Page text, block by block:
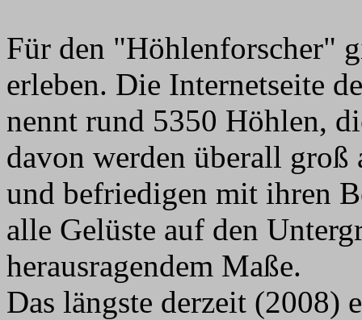
Für den "Höhlenforscher"
erleben. Die Internetseite
nennt rund 5350 Höhlen,
davon werden überall groß
und befriedigen mit ihren
alle Gelüste auf den
herausragendem Maße.
Das längste derzeit (2008)